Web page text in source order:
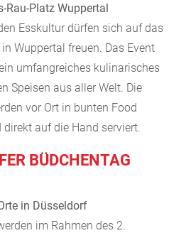
Rau-Platz Wuppertal
Esskultur dürfen sich auf das
Wuppertal freuen. Das Event
umfangreiches kulinarisches
Speisen aus aller Welt. Die
vor Ort in bunten Food
auf die Hand serviert.
BÜDCHENTAG
in Düsseldorf
im Rahmen des 2.